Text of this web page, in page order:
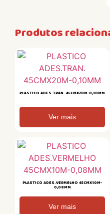
Produtos
PLASTICO ADES.TRAN. 45CMX20M-0,10MM
Ver mais
PLASTICO ADES.VERMELHO 45CMX10M-
0,08MM
Ver mais